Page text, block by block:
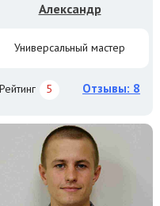
Александр
Универсальный мастер
Рейтинг 5 Отзывы: 8